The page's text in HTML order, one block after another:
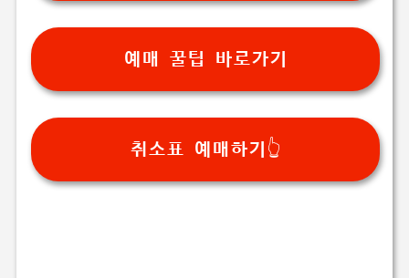
예매 꿀팁 바로가기
취소표 예매하기👆